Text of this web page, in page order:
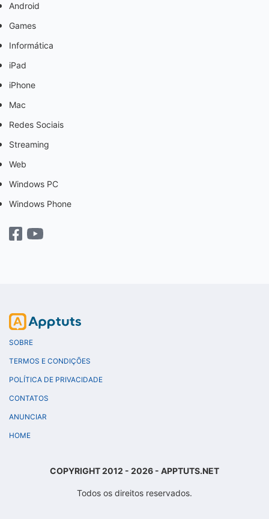
Android
Games
Informática
iPad
iPhone
Mac
Redes Sociais
Streaming
Web
Windows PC
Windows Phone
SOBRE
TERMOS E CONDIÇÕES
POLÍTICA DE PRIVACIDADE
CONTATOS
ANUNCIAR
HOME
COPYRIGHT 2012 - 2026 - APPTUTS.NET
Todos os direitos reservados.